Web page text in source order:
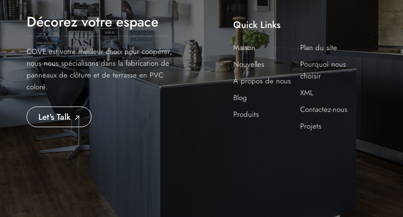
Décorez votre espace
COVE est votre meilleur choix pour coopérer,
nous nous spécialisons dans la fabrication de
panneaux de clôture et de terrasse en PVC
coloré.
Let's Talk
Quick Links
Maison
Nouvelles
À propos de nous
Blog
Produits
Plan du site
Pourquoi nous
choisir
XML
Contactez-nous
Projets